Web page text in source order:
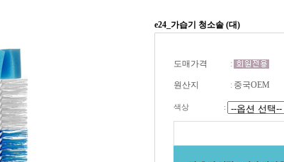
e24_가습기 청소솔 (대)
도매가격 :
원산지 : 중국OEM
색상 :